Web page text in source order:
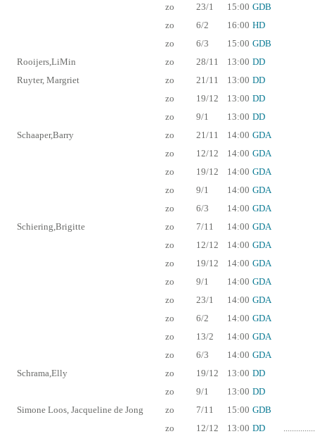
zo
23/1 15:00 GDB
zo
6/2 16:00 HD
zo
6/3 15:00 GDB
Rooijers,LiMin
zo 28/11 13:00 DD
Ruyter, Margriet
zo 21/11 13:00 DD
zo
19/12 13:00 DD
zo
9/1 13:00 DD
Schaaper,Barry
zo 21/11 14:00 GDA
zo
12/12 14:00 GDA
zo
19/12 14:00 GDA
zo
9/1 14:00 GDA
zo
6/3 14:00 GDA
Schiering,Brigitte
zo 7/11 14:00 GDA
zo
12/12 14:00 GDA
zo
19/12 14:00 GDA
zo
9/1 14:00 GDA
zo
23/1 14:00 GDA
zo
6/2 14:00 GDA
zo
13/2 14:00 GDA
zo
6/3 14:00 GDA
Schrama,Elly
zo 19/12 13:00 DD
zo
9/1 13:00 DD
Simone Loos, Jacqueline de Jong
zo 7/11 15:00 GDB
zo
12/12 13:00 DD